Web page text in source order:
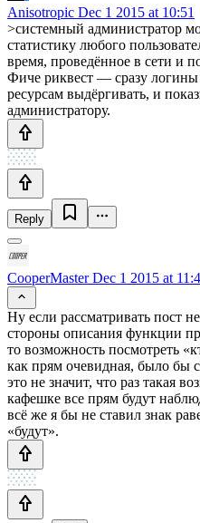
Anisotropic Dec 1 2015 at 10:51
>системный администратор
статистику любого
время, проведённое в сети и
Фиче риквест — сразу
ресурсам выдёргивать, и
администратору.
Reply
CooperMasterDec 1 2015 at
Ну если рассматривать пост
стороны описания функции
то возможность посмотреть
как прям очевидная, было бы
это не значит, что раз такая
кафешке все прям будут
всё же я бы не ставил знак
«будут».